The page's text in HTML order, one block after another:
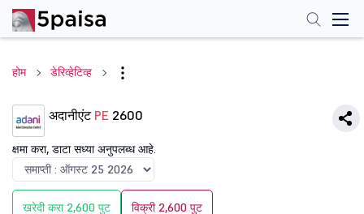
होम डेरिव्हेटिव्ह
अदानीएंट PE 2600
क्षमा करा, डाटा सध्या अनुपलब्ध आहे.
खरेदी करा 2,600 पुट विक्री 2,600 पुट